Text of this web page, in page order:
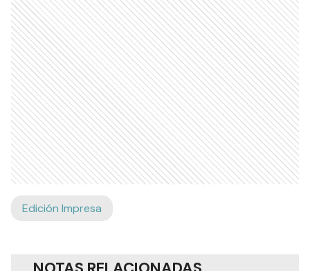
Edición Impresa